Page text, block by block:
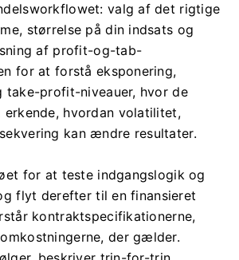
valg af det rigtige
størrelse på din indsats og
af profit-og-tab-
for at forstå eksponering,
take-profit-niveauer, hvor de
erkende, hvordan volatilitet,
kan ændre resultater.
for at teste indgangslogik og
flyt derefter til en finansieret
kontraktspecifikationerne,
der gælder.